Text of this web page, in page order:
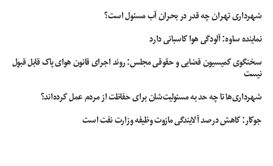
شهرداری تهران چه قدر در بحران آب مسئول است؟
نماینده ساوه: آلودگی هوا کاسبانی دارد
سخنگوی کمیسیون قضایی و حقوقی مجلس: روند اجرای قانون هوای پاک قابل قبول
نیست
شهرداری‌ها تا چه حد به مسئولیت‌شان برای حفاظت از مردم عمل کرده‌اند؟
جوکار: کاهش درصد آلایندگی مازوت وظیفه وزارت نفت است